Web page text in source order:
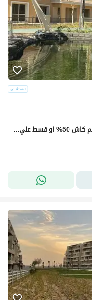
شقة للبيع بتراس في سراي مدينه مصر بخصم كاش 50% او قسط علي 12 سنه بدون مقدم 0% في قلب المستقبل ستي | Sarai